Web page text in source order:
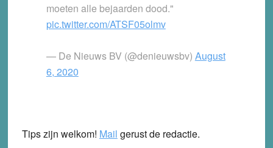
moeten alle bejaarden dood."
pic.twitter.com/ATSF05olmv
— De Nieuws BV (@denieuwsbv) August
6, 2020
Tips zijn welkom! Mail gerust de redactie.